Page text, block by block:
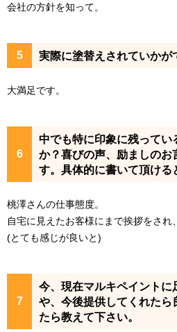
会社の方針を知って。
実際に塗替えされていかが
大満足です。
中でも特に印象に残ってい
か？喜びの声、励ましのお
す。具体的に書いて頂ける
桃澤さんの仕事態度。
自宅に見えたお客様にまで挨拶をされ
(とても感じが良いと)
今、現在マルキペイントに
や、今後提供してくれたら
たら教えて下さい。